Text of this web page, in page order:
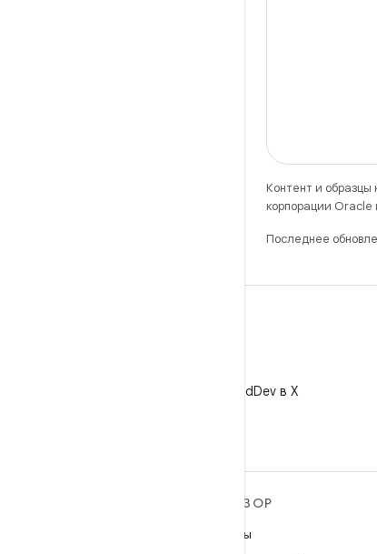
Контент и образцы
корпорации
Последнее
Читайте @AndroidDev в X
ОБЗОР
Игры